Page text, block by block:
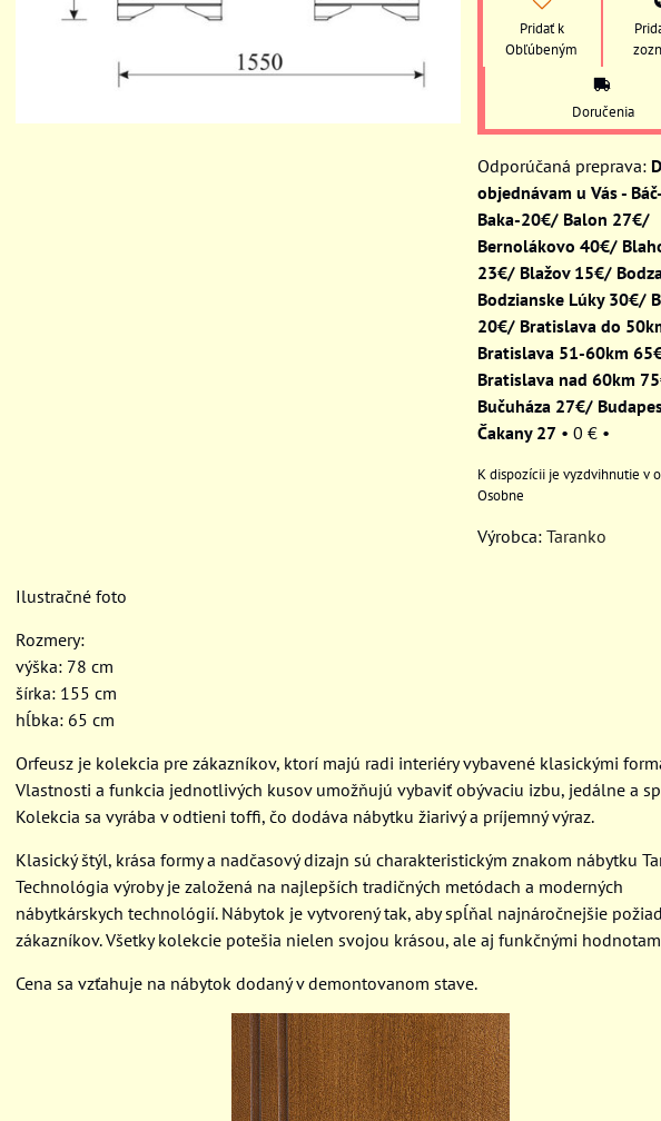
Pridať k
Obľúbeným
Doručenia
objednávam u Vás -
Baka-20€/ Balon 27€/
Bernolákovo 40€/
23€/ Blažov 15€/
Bodzianske Lúky 30€/
20€/ Bratislava do
Bratislava 51-60km
Bratislava nad 60km
Bučuháza 27€/
Čakany 27 • 0 € •
Osobne
Výrobca: Taranko
Ilustračné foto
Rozmery:
výška: 78 cm
šírka: 155 cm
hĺbka: 65 cm
Orfeusz je kolekcia pre zákazníkov, ktorí majú radi interiéry vybavené klasickými
Vlastnosti a funkcia jednotlivých kusov umožňujú vybaviť obývaciu izbu, jedálne a
Kolekcia sa vyrába v odtieni toffi, čo dodáva nábytku žiarivý a príjemný výraz.
Klasický štýl, krása formy a nadčasový dizajn sú charakteristickým znakom nábytku
Technológia výroby je založená na najlepších tradičných metódach a moderných
nábytkárskych technológií. Nábytok je vytvorený tak, aby spĺňal najnáročnejšie
zákazníkov. Všetky kolekcie potešia nielen svojou krásou, ale aj funkčnými
Cena sa vzťahuje na nábytok dodaný v demontovanom stave.